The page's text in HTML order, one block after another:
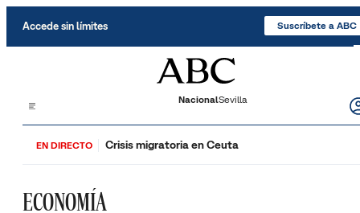
Accede sin límites Suscríbete a ABC
NacionalSevilla
EN DIRECTO Crisis migratoria en Ceuta
ECONOMÍA